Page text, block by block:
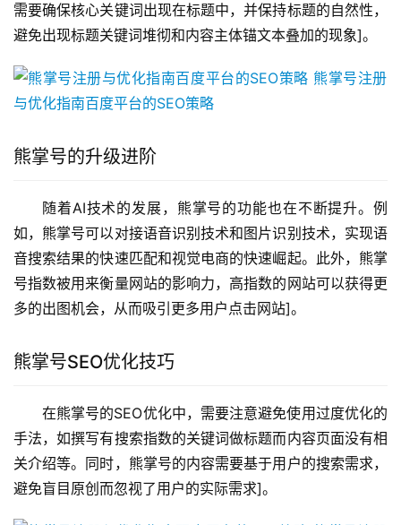
需要确保核心关键词出现在标题中，并保持标题的自然性，
避免出现标题关键词堆彻和内容主体锚文本叠加的现象]。
熊掌号的升级进阶
随着AI技术的发展，熊掌号的功能也在不断提升。例
如，熊掌号可以对接语音识别技术和图片识别技术，实现语
音搜索结果的快速匹配和视觉电商的快速崛起。此外，熊掌
号指数被用来衡量网站的影响力，高指数的网站可以获得更
多的出图机会，从而吸引更多用户点击网站]。
熊掌号SEO优化技巧
在熊掌号的SEO优化中，需要注意避免使用过度优化的
手法，如撰写有搜索指数的关键词做标题而内容页面没有相
关介绍等。同时，熊掌号的内容需要基于用户的搜索需求，
避免盲目原创而忽视了用户的实际需求]。